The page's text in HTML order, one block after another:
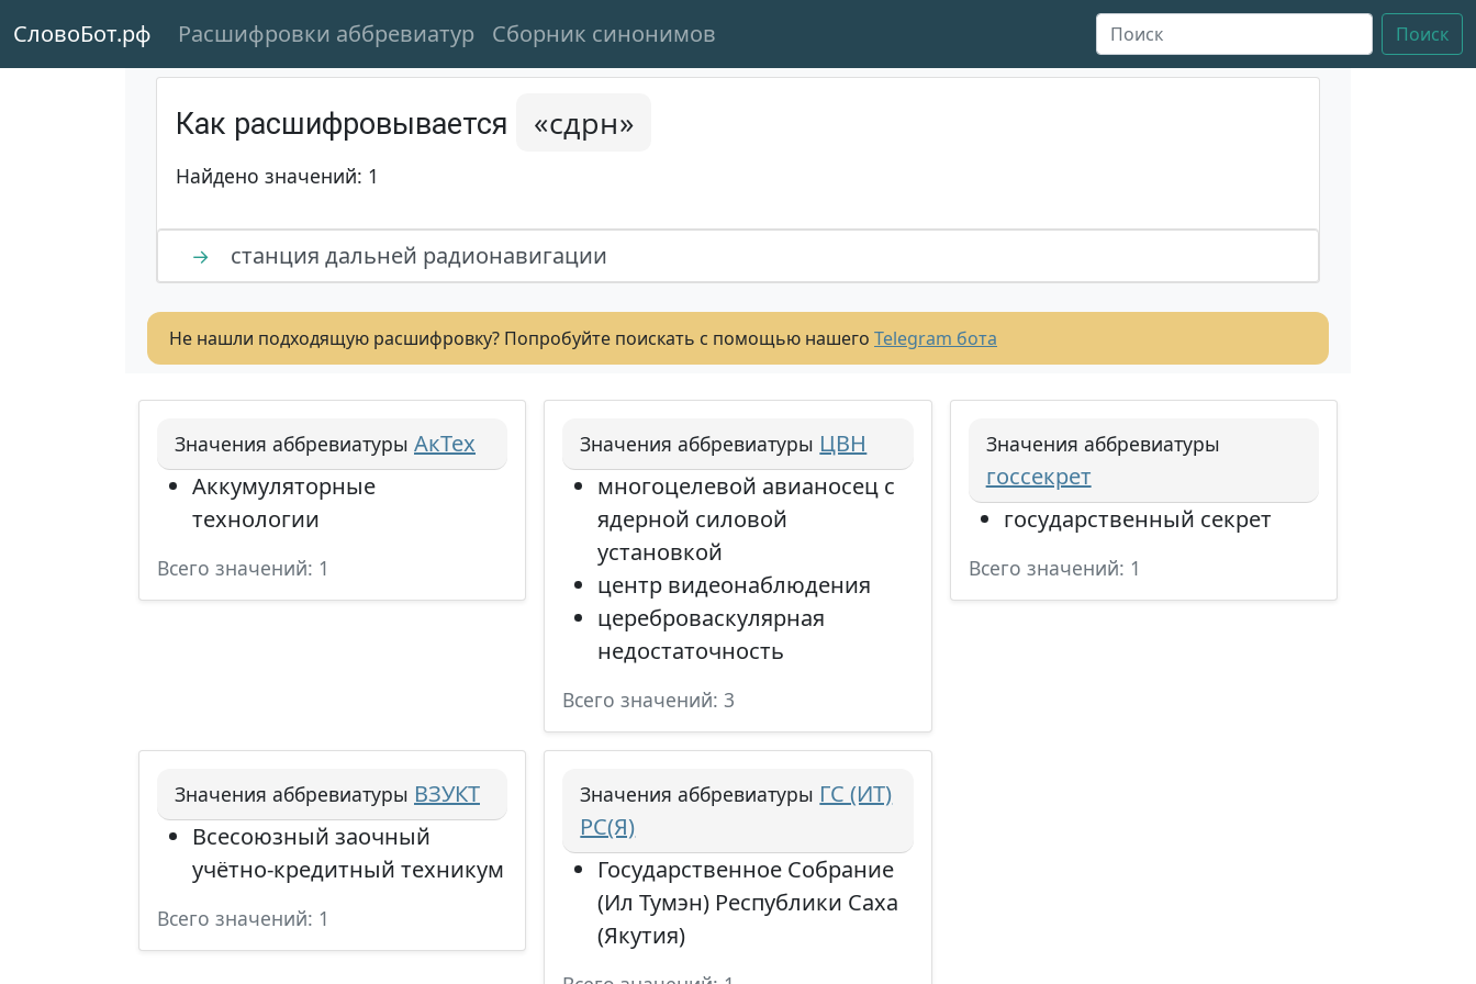
СловоБот.рф Расшифровки аббревиатур Сборник синонимов Поиск
Как расшифровывается «сдрн»
Найдено значений: 1
→ станция дальней радионавигации
Не нашли подходящую расшифровку? Попробуйте поискать с помощью нашего Telegram бота
Значения аббревиатуры АкТех
Аккумуляторные
технологии
Всего значений: 1
Значения аббревиатуры ЦВН
многоцелевой авианосец с
ядерной силовой
установкой
центр видеонаблюдения
цереброваскулярная
недостаточность
Всего значений: 3
Значения аббревиатуры
госсекрет
государственный секрет
Всего значений: 1
Значения аббревиатуры ВЗУКТ
Всесоюзный заочный
учётно-кредитный техникум
Всего значений: 1
Значения аббревиатуры ГС (ИТ)
РС(Я)
Государственное Собрание
(Ил Тумэн) Республики Саха
(Якутия)